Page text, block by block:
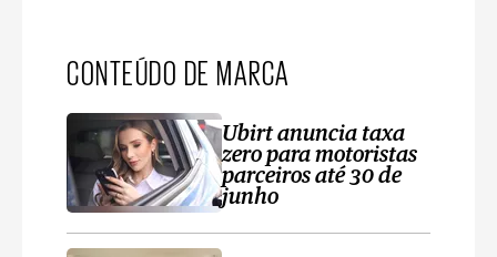
CONTEÚDO DE MARCA
Ubirt anuncia taxa
zero para motoristas
parceiros até 30 de
junho